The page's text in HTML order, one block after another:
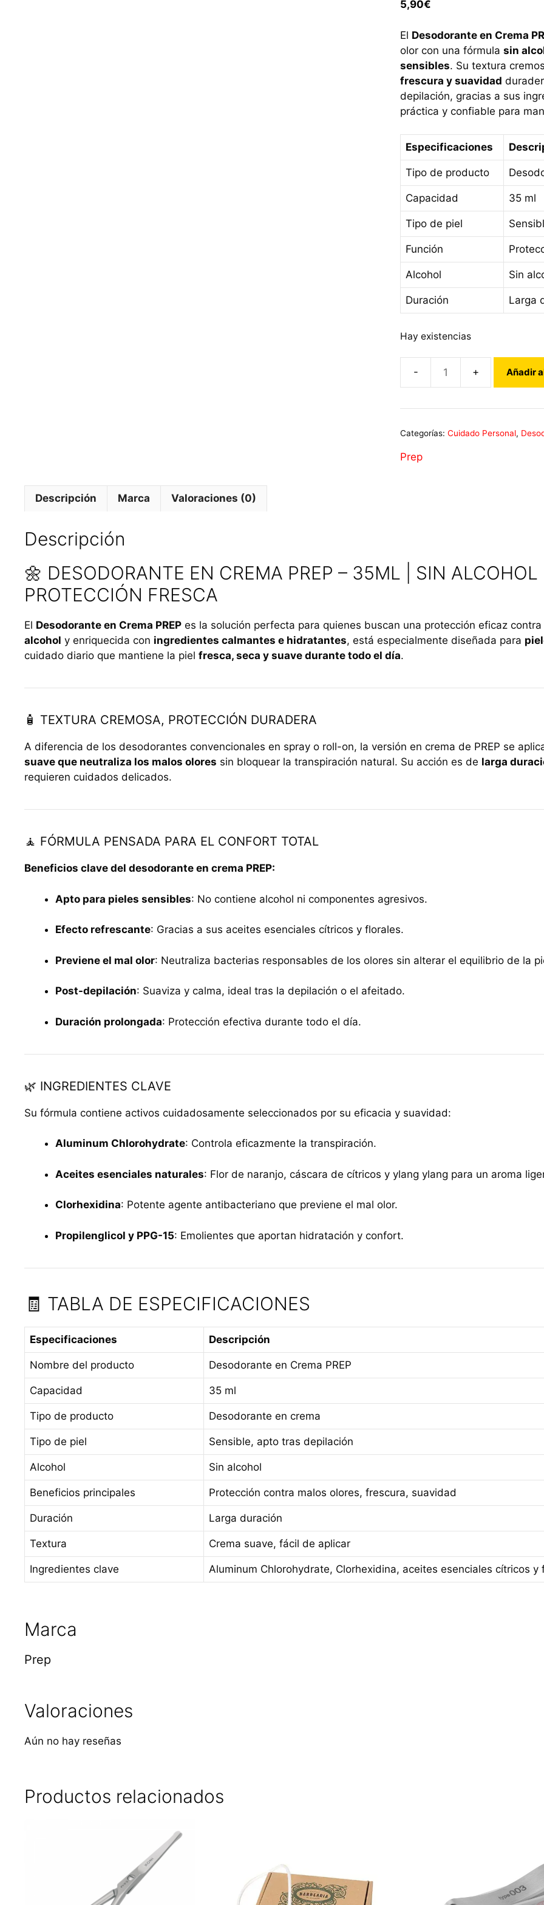
5,90€
El Desodorante en Crema
olor con una fórmulasin
sensibles. Su textura
frescura y suavidad
depilación, gracias a sus
práctica y confiable para
Especificaciones
Tipo de producto
Capacidad 35 ml
Tipo de piel
Función
Alcohol Sin
Duración Larga
Hay existencias
Desodorante
PREP
cantidad
Añadir
Categorías:Cuidado Personal,
Prep
Descripción Marca Valoraciones (0)
Descripción
🌼 DESODORANTE EN CREMA PREP – 35ML | SIN ALCOHOL
PROTECCIÓN FRESCA
El Desodorante en Crema PREP es la solución perfecta para quienes buscan una protección eficaz
alcohol y enriquecida con ingredientes calmantes e hidratantes, está especialmente diseñada para
cuidado diario que mantiene la piel fresca, seca y suave durante todo el día.
🧴 TEXTURA CREMOSA, PROTECCIÓN DURADERA
A diferencia de los desodorantes convencionales en spray o roll-on, la versión en crema de PREP se
suave que neutraliza los malos olores sin bloquear la transpiración natural. Su acción es de larga
requieren cuidados delicados.
🧘 FÓRMULA PENSADA PARA EL CONFORT TOTAL
Beneficios clave del desodorante en crema PREP:
Apto para pieles sensibles: No contiene alcohol ni componentes agresivos.
Efecto refrescante: Gracias a sus aceites esenciales cítricos y florales.
Previene el mal olor: Neutraliza bacterias responsables de los olores sin alterar el equilibrio de la
Post-depilación: Suaviza y calma, ideal tras la depilación o el afeitado.
Duración prolongada: Protección efectiva durante todo el día.
🌿 INGREDIENTES CLAVE
Su fórmula contiene activos cuidadosamente seleccionados por su eficacia y suavidad:
Aluminum Chlorohydrate: Controla eficazmente la transpiración.
Aceites esenciales naturales: Flor de naranjo, cáscara de cítricos y ylang ylang para un aroma
Clorhexidina: Potente agente antibacteriano que previene el mal olor.
Propilenglicol y PPG-15: Emolientes que aportan hidratación y confort.
🧾 TABLA DE ESPECIFICACIONES
Especificaciones Descripción
Nombre del producto Desodorante en Crema PREP
Capacidad 35 ml
Tipo de producto Desodorante en crema
Tipo de piel Sensible, apto tras depilación
Alcohol Sin alcohol
Beneficios principales Protección contra malos olores, frescura, suavidad
Duración Larga duración
Textura Crema suave, fácil de aplicar
Ingredientes clave Aluminum Chlorohydrate, Clorhexidina, aceites esenciales cítricos y
Marca
Prep
Valoraciones
Aún no hay reseñas
Productos relacionados